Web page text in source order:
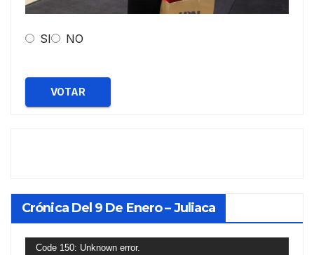
SI NO
VOTAR
Crónica Del 9 De Enero – Juliaca
Reproductor
Code 150: Unknown error.